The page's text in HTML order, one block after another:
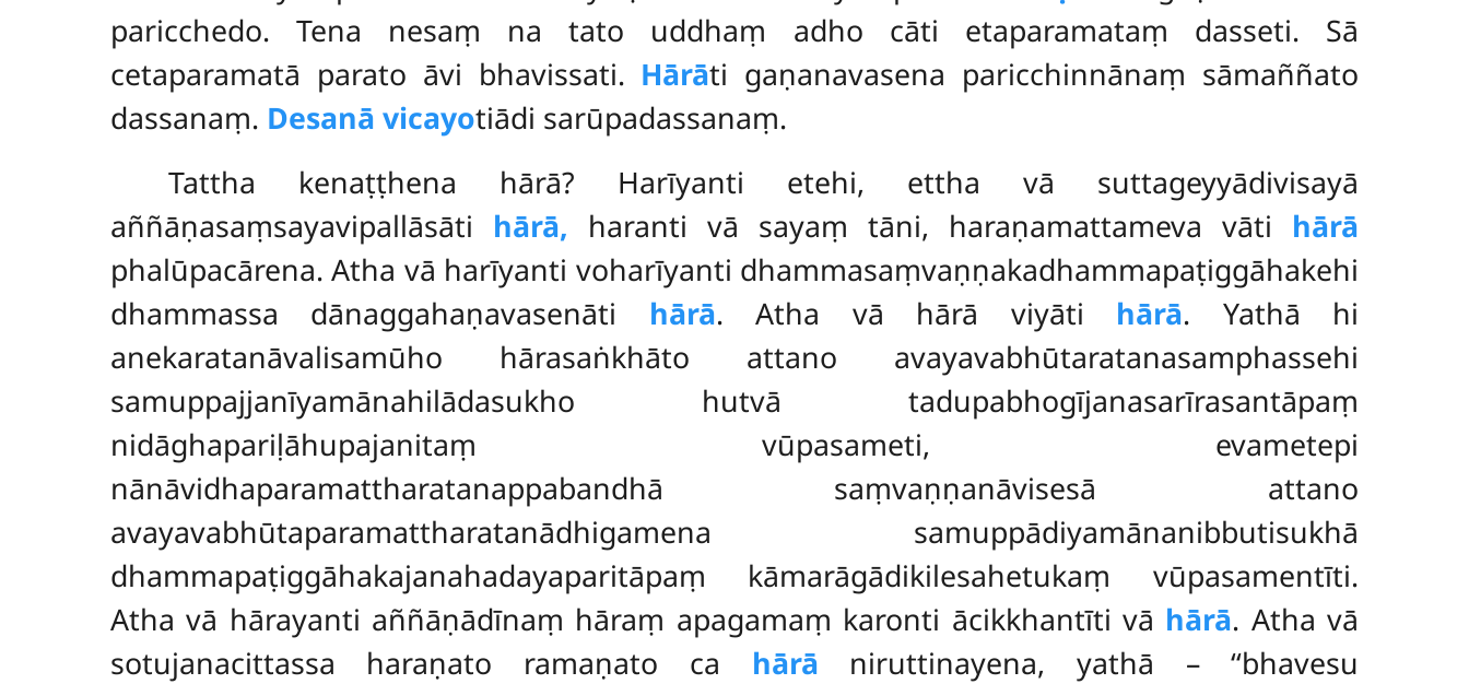
paricchedo. Tena nesaṃ na tato uddhaṃ adho cāti etaparamataṃ dasseti. Sā
cetaparamatā parato āvi bhavissati. Hārāti gaṇanavasena paricchinnānaṃ sāmaññato
dassanaṃ. Desanā vicayotiādi sarūpadassanaṃ.
Tattha kenaṭṭhena hārā? Harīyanti etehi, ettha vā suttageyyādivisayā
aññāṇasaṃsayavipallāsāti hārā, haranti vā sayaṃ tāni, haraṇamattameva vāti hārā
phalūpacārena. Atha vā harīyanti voharīyanti dhammasaṃvaṇṇakadhammapaṭiggāhakehi
dhammassa dānaggahaṇavasenāti hārā. Atha vā hārā viyāti hārā. Yathā hi
anekaratanāvalisamūho hārasaṅkhāto attano avayavabhūtaratanasamphassehi
samuppajjanīyamānahilādasukho hutvā tadupabhogījanasarīrasantāpaṃ
nidāghapariḷāhupajanitaṃ vūpasameti, evametepi
nānāvidhaparamattharatanappabandhā saṃvaṇṇanāvisesā attano
avayavabhūtaparamattharatanādhigamena samuppādiyamānanibbutisukhā
dhammapaṭiggāhakajanahadayaparitāpaṃ kāmarāgādikilesahetukaṃ vūpasamentīti.
Atha vā hārayanti aññāṇādīnaṃ hāraṃ apagamaṃ karonti ācikkhantīti vā hārā. Atha vā
sotujanacittassa haraṇato ramaṇato ca hārā niruttinayena, yathā – ‘‘bhavesu